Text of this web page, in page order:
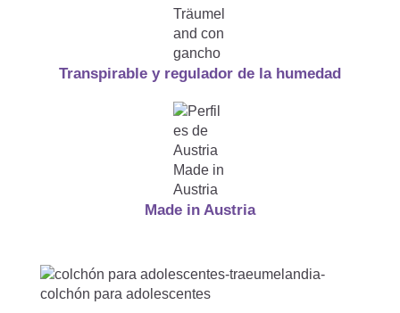
un colchón infantil y juvenil?
¿Cuándo debo girar el colchón
infantil y juvenil del lado
blando al lado de dureza
Transpirable y regulador de la humedad
Made in Austria